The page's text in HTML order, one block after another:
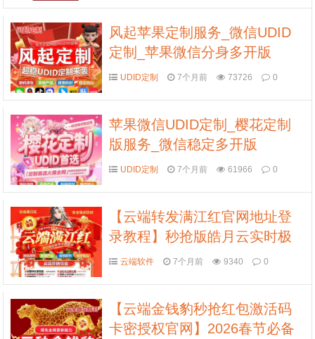
风起苹果定制服务_微信UDID
定制_苹果微信分身多开版
UDID定制 7个月前 73726 0
苹果微信UDID定制_樱花定制
版服务_微信稳定多开版
UDID定制 7个月前 61966 0
【云端转发满江红官网地址登
录教程】秒抢版皓月云实时极
速收藏转发好友朋友圈
云端软件 7个月前 9340 0
【云端金钱豹秒抢红包激活码
卡密授权官网】2026春节必备